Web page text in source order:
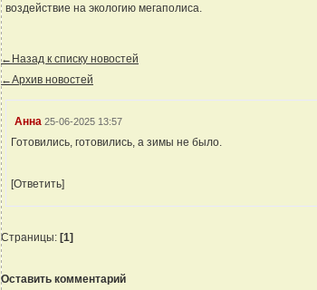
воздействие на экологию мегаполиса.
←Назад к списку новостей
←Архив новостей
Анна 25-06-2025 13:57
Готовились, готовились, а зимы не было.
[Ответить]
Страницы: [1]
Оставить комментарий